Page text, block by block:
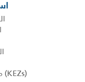
(KEZs) مناطق الكويت الاقتصادية